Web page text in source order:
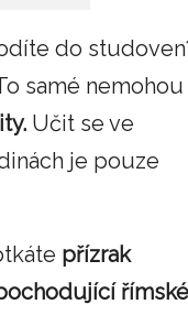
do
samé nemohou
Učit se ve
je pouze
přízrak
římské